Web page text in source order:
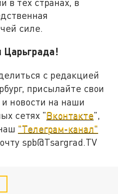
в тех странах, в
силе.
Царьграда!
с редакцией
присылайте свои
новости на наши
сетях "Вконтакте",
"Телеграм-канал"
spb@Tsargrad.TV